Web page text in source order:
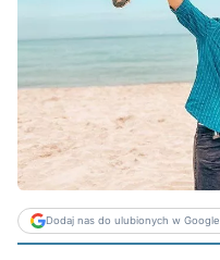
Dodaj nas do ulubionych w Google